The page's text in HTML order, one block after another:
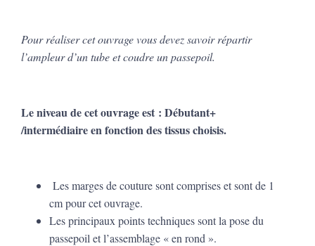
Pour réaliser cet ouvrage vous devez savoir répartir
l’ampleur d’un tube et coudre un passepoil.
Le niveau de cet ouvrage est : Débutant+
/intermédiaire en fonction des tissus choisis.
Les marges de couture sont comprises et sont de 1
cm pour cet ouvrage.
Les principaux points techniques sont la pose du
passepoil et l’assemblage « en rond ».